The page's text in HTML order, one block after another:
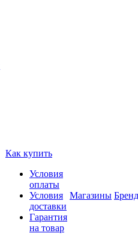
Как купить
Условия
оплаты
Условия
доставки
Гарантия
на товар
Магазины